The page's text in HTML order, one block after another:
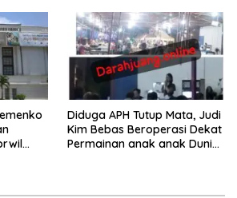
Diduga APH Tutup Mata, Judi
Kim Bebas Beroperasi Dekat
Permainan anak anak Dunia